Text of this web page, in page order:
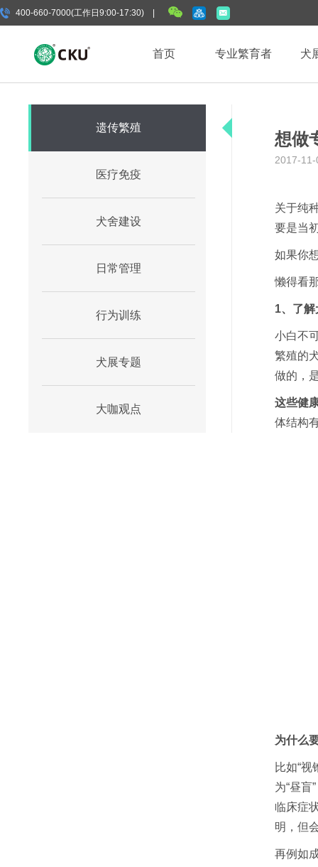
400-660-7000(工作日9:00-17:30) |
首页 专业繁育者 犬
遗传繁殖
医疗免疫
犬舍建设
日常管理
行为训练
犬展专题
大咖观点
想做
2017-
关于纯
要是当
如果你
懒得看
1、了
小白不
繁殖的
做的，
这些健
体结构
为什么
比如“
为“昼
临床症
明，但
再例如